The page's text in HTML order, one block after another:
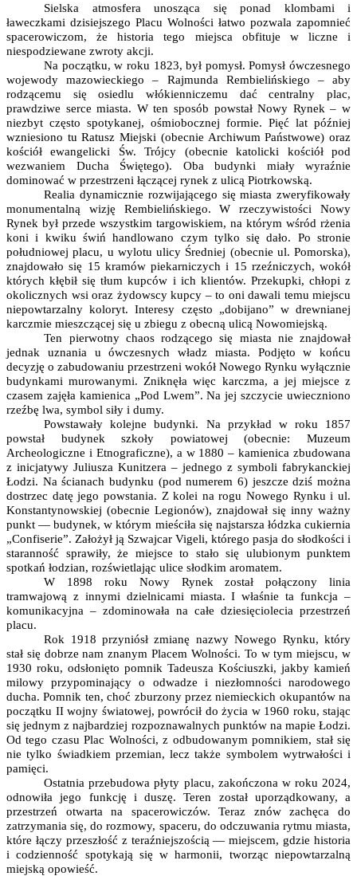
Sielska atmosfera unosząca się ponad klombami i
ławeczkami dzisiejszego Placu Wolności łatwo pozwala zapomnieć
spacerowiczom, że historia tego miejsca obfituje w liczne i
niespodziewane zwroty akcji.
Na początku, w roku 1823, był pomysł. Pomysł ówczesnego
wojewody mazowieckiego – Rajmunda Rembielińskiego – aby
rodzącemu się osiedlu włókienniczemu dać centralny plac,
prawdziwe serce miasta. W ten sposób powstał Nowy Rynek – w
niezbyt często spotykanej, ośmiobocznej formie. Pięć lat później
wzniesiono tu Ratusz Miejski (obecnie Archiwum Państwowe) oraz
kościół ewangelicki Św. Trójcy (obecnie katolicki kościół pod
wezwaniem Ducha Świętego). Oba budynki miały wyraźnie
dominować w przestrzeni łączącej rynek z ulicą Piotrkowską.
Realia dynamicznie rozwijającego się miasta zweryfikowały
monumentalną wizję Rembielińskiego. W rzeczywistości Nowy
Rynek był przede wszystkim targowiskiem, na którym wśród rżenia
koni i kwiku świń handlowano czym tylko się dało. Po stronie
południowej placu, u wylotu ulicy Średniej (obecnie ul. Pomorska),
znajdowało się 15 kramów piekarniczych i 15 rzeźniczych, wokół
których kłębił się tłum kupców i ich klientów. Przekupki, chłopi z
okolicznych wsi oraz żydowscy kupcy – to oni dawali temu miejscu
niepowtarzalny koloryt. Interesy często „dobijano” w drewnianej
karczmie mieszczącej się u zbiegu z obecną ulicą Nowomiejską.
Ten pierwotny chaos rodzącego się miasta nie znajdował
jednak uznania u ówczesnych władz miasta. Podjęto w końcu
decyzję o zabudowaniu przestrzeni wokół Nowego Rynku wyłącznie
budynkami murowanymi. Zniknęła więc karczma, a jej miejsce z
czasem zajęła kamienica „Pod Lwem”. Na jej szczycie uwieczniono
rzeźbę lwa, symbol siły i dumy.
Powstawały kolejne budynki. Na przykład w roku 1857
powstał budynek szkoły powiatowej (obecnie: Muzeum
Archeologiczne i Etnograficzne), a w 1880 – kamienica zbudowana
z inicjatywy Juliusza Kunitzera – jednego z symboli fabrykanckiej
Łodzi. Na ścianach budynku (pod numerem 6) jeszcze dziś można
dostrzec datę jego powstania. Z kolei na rogu Nowego Rynku i ul.
Konstantynowskiej (obecnie Legionów), znajdował się inny ważny
punkt — budynek, w którym mieściła się najstarsza łódzka cukiernia
„Confiserie”. Założył ją Szwajcar Vigeli, którego pasja do słodkości i
staranność sprawiły, że miejsce to stało się ulubionym punktem
spotkań łodzian, rozświetlając ulice słodkim aromatem.
W 1898 roku Nowy Rynek został połączony linia
tramwajową z innymi dzielnicami miasta. I właśnie ta funkcja –
komunikacyjna – zdominowała na całe dziesięciolecia przestrzeń
placu.
Rok 1918 przyniósł zmianę nazwy Nowego Rynku, który
stał się dobrze nam znanym Placem Wolności. To w tym miejscu, w
1930 roku, odsłonięto pomnik Tadeusza Kościuszki, jakby kamień
milowy przypominający o odwadze i niezłomności narodowego
ducha. Pomnik ten, choć zburzony przez niemieckich okupantów na
początku II wojny światowej, powrócił do życia w 1960 roku, stając
się jednym z najbardziej rozpoznawalnych punktów na mapie Łodzi.
Od tego czasu Plac Wolności, z odbudowanym pomnikiem, stał się
nie tylko świadkiem przemian, lecz także symbolem wytrwałości i
pamięci.
Ostatnia przebudowa płyty placu, zakończona w roku 2024,
odnowiła jego funkcję i duszę. Teren został uporządkowany, a
przestrzeń otwarta na spacerowiczów. Teraz znów zachęca do
zatrzymania się, do rozmowy, spaceru, do odczuwania rytmu miasta,
które łączy przeszłość z teraźniejszością — miejscem, gdzie historia
i codzienność spotykają się w harmonii, tworząc niepowtarzalną
miejską opowieść.